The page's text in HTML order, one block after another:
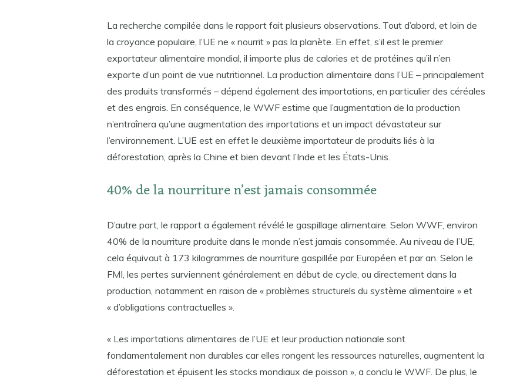
La recherche compilée dans le rapport fait plusieurs observations. Tout d’abord, et loin de
la croyance populaire, l’UE ne « nourrit » pas la planète. En effet, s’il est le premier
exportateur alimentaire mondial, il importe plus de calories et de protéines qu’il n’en
exporte d’un point de vue nutritionnel. La production alimentaire dans l’UE – principalement
des produits transformés – dépend également des importations, en particulier des céréales
et des engrais. En conséquence, le WWF estime que l’augmentation de la production
n’entraînera qu’une augmentation des importations et un impact dévastateur sur
l’environnement. L’UE est en effet le deuxième importateur de produits liés à la
déforestation, après la Chine et bien devant l’Inde et les États-Unis.
40% de la nourriture n’est jamais consommée
D’autre part, le rapport a également révélé le gaspillage alimentaire. Selon WWF, environ
40% de la nourriture produite dans le monde n’est jamais consommée. Au niveau de l’UE,
cela équivaut à 173 kilogrammes de nourriture gaspillée par Européen et par an. Selon le
FMI, les pertes surviennent généralement en début de cycle, ou directement dans la
production, notamment en raison de « problèmes structurels du système alimentaire » et
« d’obligations contractuelles ».
« Les importations alimentaires de l’UE et leur production nationale sont
fondamentalement non durables car elles rongent les ressources naturelles, augmentent la
déforestation et épuisent les stocks mondiaux de poisson », a conclu le WWF. De plus, le